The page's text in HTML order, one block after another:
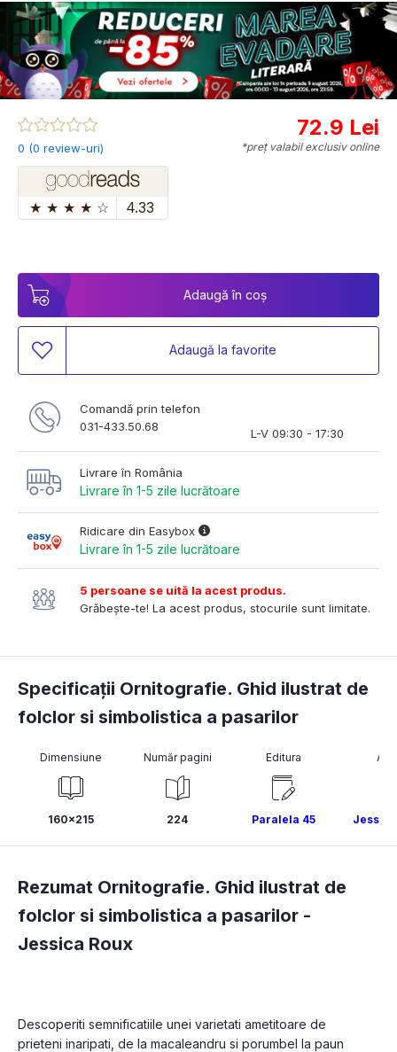
0 (0 review-uri)
★ ★ ★ ★ ☆ 4.33
72.9 Lei
*preț valabil exclusiv online
Adaugă în coș
Adaugă la favorite
Comandă prin telefon
031-433.50.68
L-V 09:30 - 17:30
Livrare în România
Livrare în 1-5 zile lucrătoare
Ridicare din Easybox
Livrare în 1-5 zile lucrătoare
5 persoane se uită la acest produs.
Grăbește-te! La acest produs, stocurile sunt limitate.
Specificații Ornitografie. Ghid ilustrat de
folclor si simbolistica a pasarilor
Dimensiune
160x215
Număr pagini
224
Editura
Paralela 45
Rezumat Ornitografie. Ghid ilustrat de
folclor si simbolistica a pasarilor -
Jessica Roux
Descoperiti semnificatiile unei varietati ametitoare de
prieteni inaripati, de la macaleandru si porumbel la paun